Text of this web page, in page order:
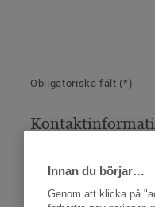
Obligatoriska fält (*)
Innan du börjar…
Genom att klicka på